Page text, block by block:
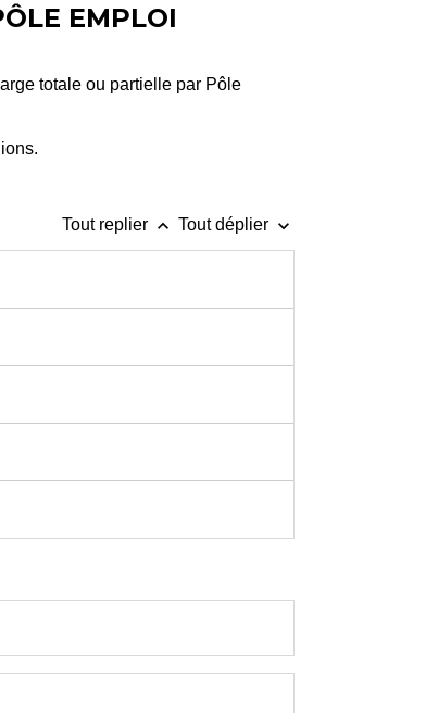
EMPLOI
totale ou partielle par Pôle
Tout replier keyboard_arrow_up Tout déplier keyboard_arrow_down